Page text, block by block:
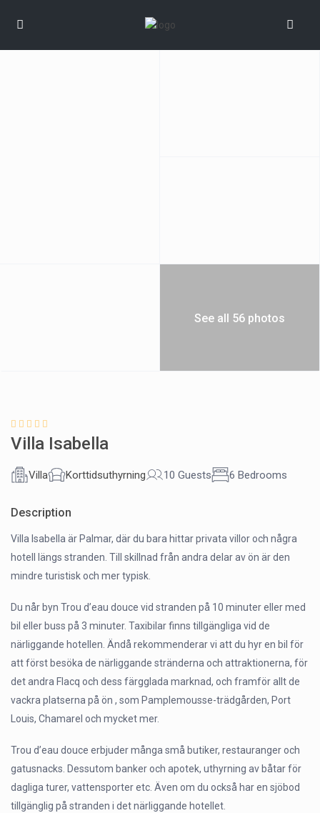
See all 56 photos
Villa Isabella
Villa Korttidsuthyrning 10 Guests 6 Bedrooms
Description
Villa Isabella är Palmar, där du bara hittar privata villor och några
hotell längs stranden. Till skillnad från andra delar av ön är den
mindre turistisk och mer typisk.
Du når byn Trou d’eau douce vid stranden på 10 minuter eller med
bil eller buss på 3 minuter. Taxibilar finns tillgängliga vid de
närliggande hotellen. Ändå rekommenderar vi att du hyr en bil för
att först besöka de närliggande stränderna och attraktionerna, för
det andra Flacq och dess färgglada marknad, och framför allt de
vackra platserna på ön , som Pamplemousse-trädgården, Port
Louis, Chamarel och mycket mer.
Trou d’eau douce erbjuder många små butiker, restauranger och
gatusnacks. Dessutom banker och apotek, uthyrning av båtar för
dagliga turer, vattensporter etc. Även om du också har en sjöbod
tillgänglig på stranden i det närliggande hotellet.